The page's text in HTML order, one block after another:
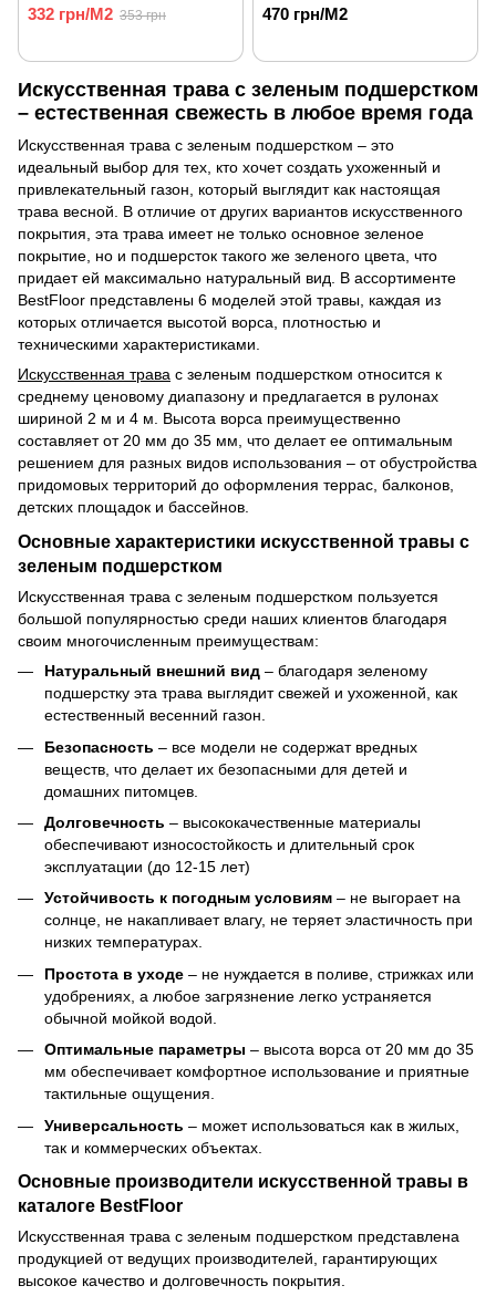
332 грн/М2 353 грн 470 грн/М2
Искусственная трава с зеленым подшерстком
– естественная свежесть в любое время года
Искусственная трава с зеленым подшерстком – это
идеальный выбор для тех, кто хочет создать ухоженный и
привлекательный газон, который выглядит как настоящая
трава весной. В отличие от других вариантов искусственного
покрытия, эта трава имеет не только основное зеленое
покрытие, но и подшерсток такого же зеленого цвета, что
придает ей максимально натуральный вид. В ассортименте
BestFloor представлены 6 моделей этой травы, каждая из
которых отличается высотой ворса, плотностью и
техническими характеристиками.
Искусственная трава с зеленым подшерстком относится к
среднему ценовому диапазону и предлагается в рулонах
шириной 2 м и 4 м. Высота ворса преимущественно
составляет от 20 мм до 35 мм, что делает ее оптимальным
решением для разных видов использования – от обустройства
придомовых территорий до оформления террас, балконов,
детских площадок и бассейнов.
Основные характеристики искусственной травы с
зеленым подшерстком
Искусственная трава с зеленым подшерстком пользуется
большой популярностью среди наших клиентов благодаря
своим многочисленным преимуществам:
Натуральный внешний вид – благодаря зеленому
подшерстку эта трава выглядит свежей и ухоженной, как
естественный весенний газон.
Безопасность – все модели не содержат вредных
веществ, что делает их безопасными для детей и
домашних питомцев.
Долговечность – высококачественные материалы
обеспечивают износостойкость и длительный срок
эксплуатации (до 12-15 лет)
Устойчивость к погодным условиям – не выгорает на
солнце, не накапливает влагу, не теряет эластичность при
низких температурах.
Простота в уходе – не нуждается в поливе, стрижках или
удобрениях, а любое загрязнение легко устраняется
обычной мойкой водой.
Оптимальные параметры – высота ворса от 20 мм до 35
мм обеспечивает комфортное использование и приятные
тактильные ощущения.
Универсальность – может использоваться как в жилых,
так и коммерческих объектах.
Основные производители искусственной травы в
каталоге BestFloor
Искусственная трава с зеленым подшерстком представлена ​​
продукцией от ведущих производителей, гарантирующих
высокое качество и долговечность покрытия.